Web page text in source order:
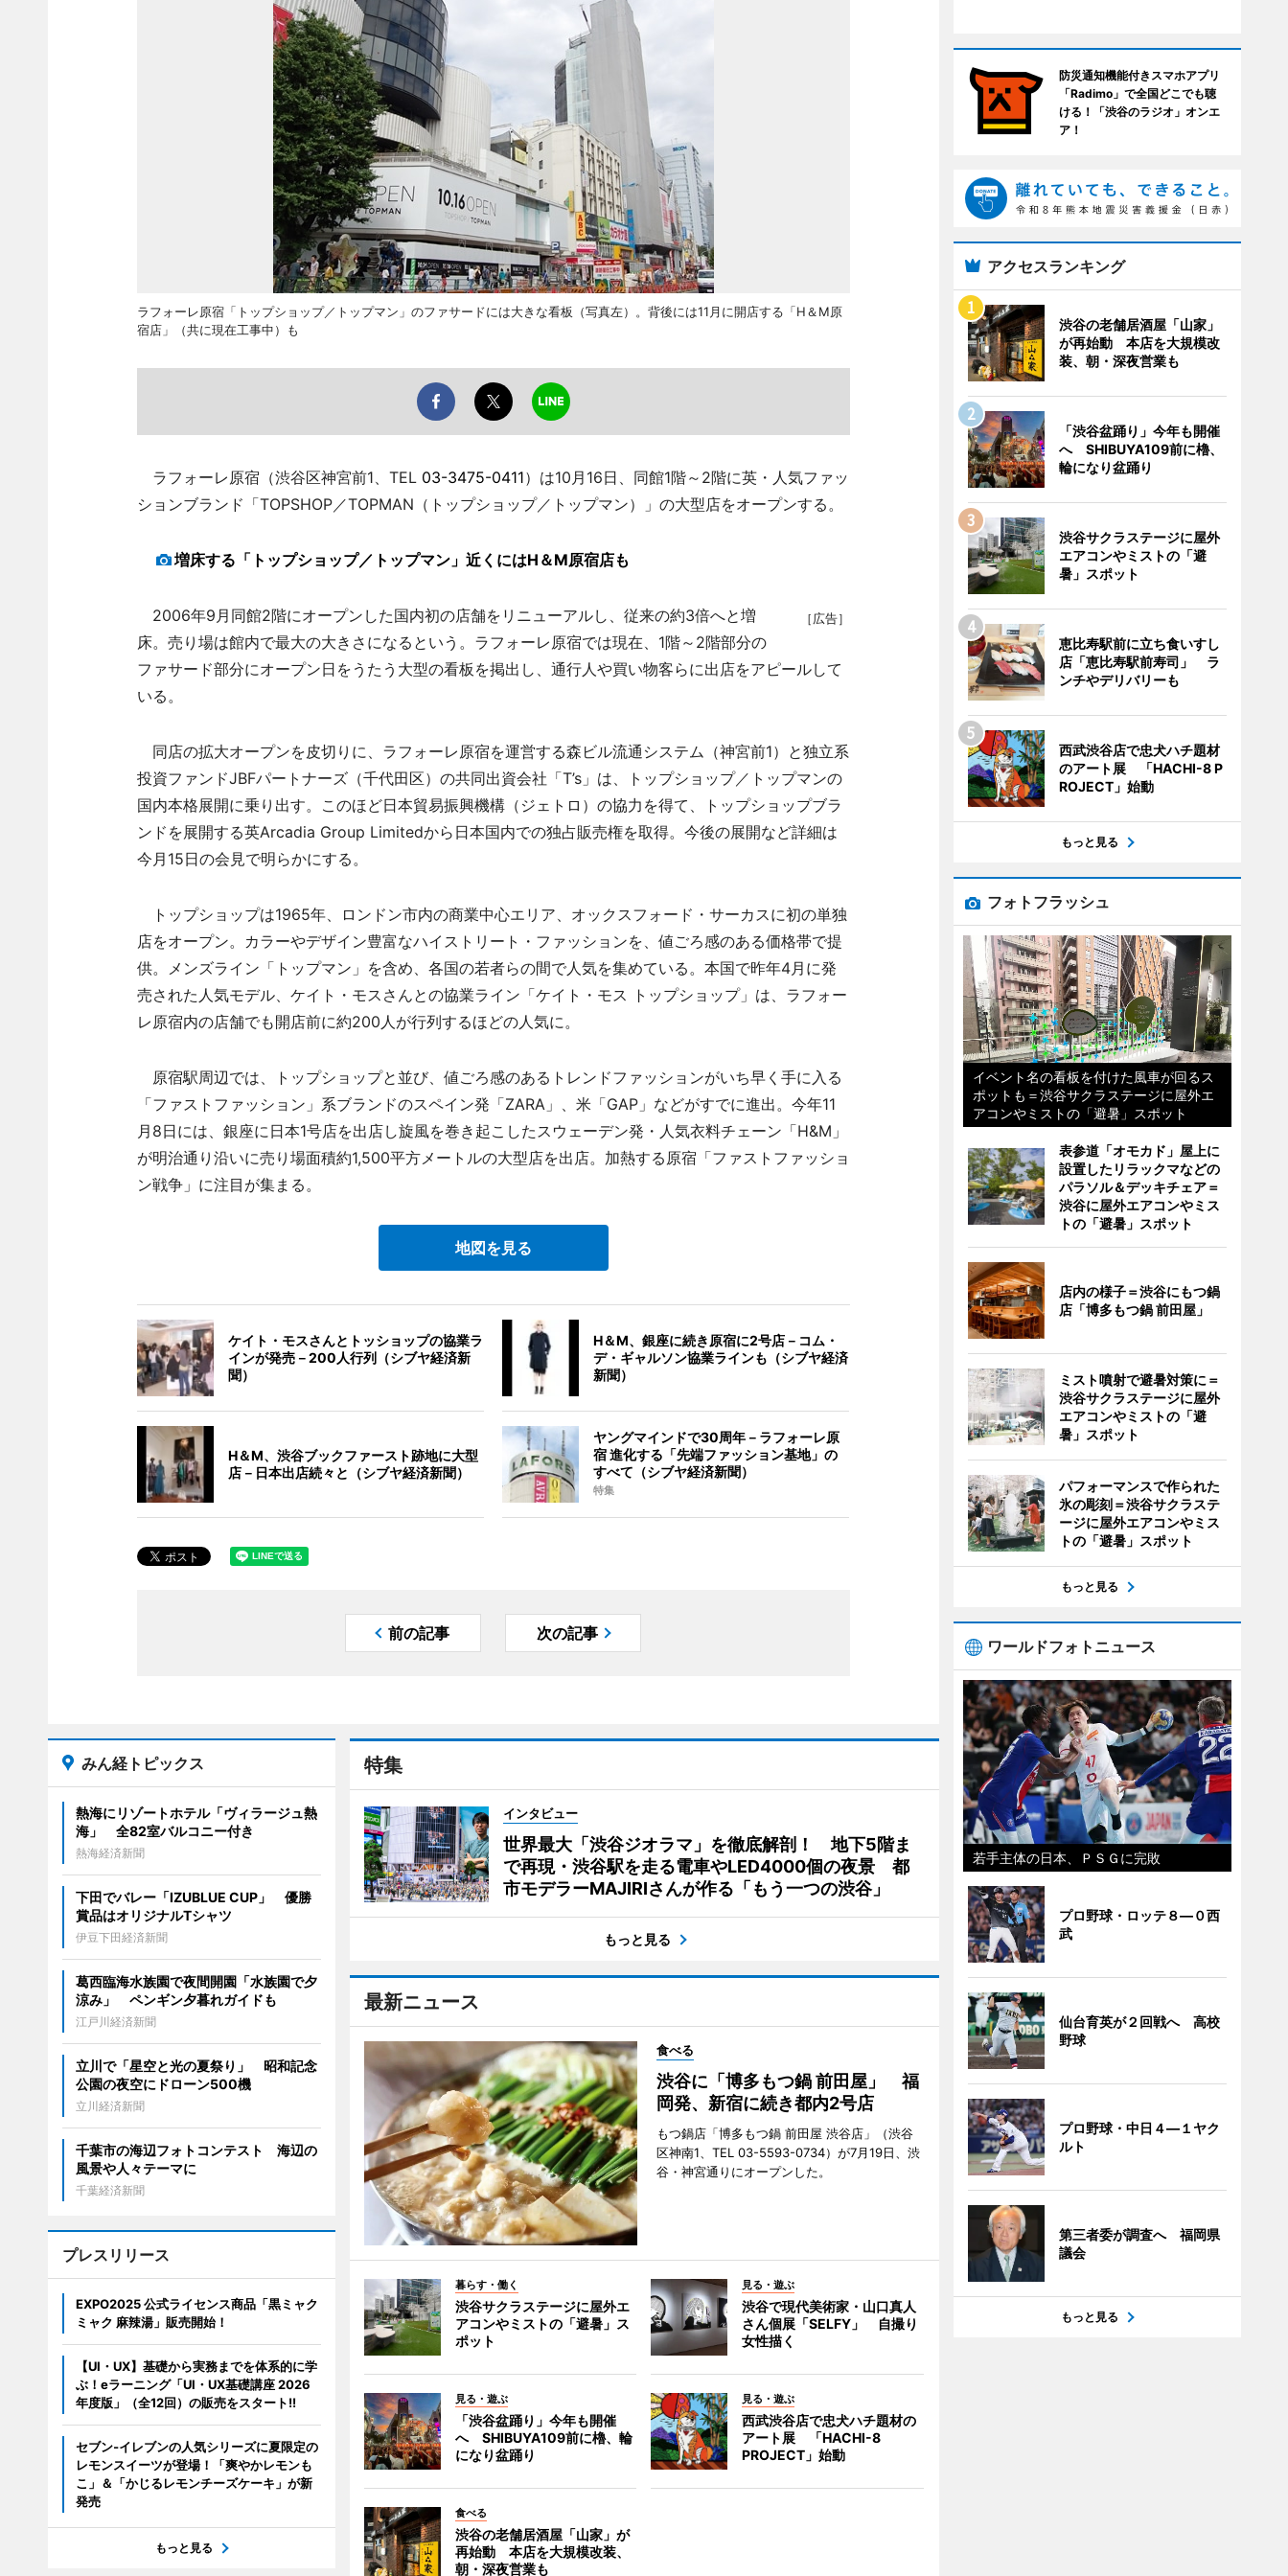
ラフォーレ原宿「トップショップ／トップマン」のファサードには大きな看板（写真左）。背後には11月に開店する「H＆M原
宿店」（共に現在工事中）も
ラフォーレ原宿（渋谷区神宮前1、TEL 03-3475-0411）は10月16日、同館1階～2階に英・人気ファッ
ションブランド「TOPSHOP／TOPMAN（トップショップ／トップマン）」の大型店をオープンする。
増床する「トップショップ／トップマン」近くにはH＆M原宿店も
［広告］
2006年9月同館2階にオープンした国内初の店舗をリニューアルし、従来の約3倍へと増
床。売り場は館内で最大の大きさになるという。ラフォーレ原宿では現在、1階～2階部分の
ファサード部分にオープン日をうたう大型の看板を掲出し、通行人や買い物客らに出店をアピールして
いる。
同店の拡大オープンを皮切りに、ラフォーレ原宿を運営する森ビル流通システム（神宮前1）と独立系
投資ファンドJBFパートナーズ（千代田区）の共同出資会社「T’s」は、トップショップ／トップマンの
国内本格展開に乗り出す。このほど日本貿易振興機構（ジェトロ）の協力を得て、トップショップブラ
ンドを展開する英Arcadia Group Limitedから日本国内での独占販売権を取得。今後の展開など詳細は
今月15日の会見で明らかにする。
トップショップは1965年、ロンドン市内の商業中心エリア、オックスフォード・サーカスに初の単独
店をオープン。カラーやデザイン豊富なハイストリート・ファッションを、値ごろ感のある価格帯で提
供。メンズライン「トップマン」を含め、各国の若者らの間で人気を集めている。本国で昨年4月に発
売された人気モデル、ケイト・モスさんとの協業ライン「ケイト・モス トップショップ」は、ラフォー
レ原宿内の店舗でも開店前に約200人が行列するほどの人気に。
原宿駅周辺では、トップショップと並び、値ごろ感のあるトレンドファッションがいち早く手に入る
「ファストファッション」系ブランドのスペイン発「ZARA」、米「GAP」などがすでに進出。今年11
月8日には、銀座に日本1号店を出店し旋風を巻き起こしたスウェーデン発・人気衣料チェーン「H&M」
が明治通り沿いに売り場面積約1,500平方メートルの大型店を出店。加熱する原宿「ファストファッショ
ン戦争」に注目が集まる。
地図を見る
ケイト・モスさんとトッショップの協業ラ
インが発売－200人行列（シブヤ経済新
聞）
H＆M、銀座に続き原宿に2号店－コム・
デ・ギャルソン協業ラインも（シブヤ経済
新聞）
H＆M、渋谷ブックファースト跡地に大型
店－日本出店続々と（シブヤ経済新聞）
ヤングマインドで30周年－ラフォーレ原
宿 進化する「先端ファッション基地」の
すべて（シブヤ経済新聞）
特集
前の記事 次の記事
特集
インタビュー
世界最大「渋谷ジオラマ」を徹底解剖！ 地下5階ま
で再現・渋谷駅を走る電車やLED4000個の夜景 都
市モデラーMAJIRIさんが作る「もう一つの渋谷」
もっと見る
最新ニュース
食べる
渋谷に「博多もつ鍋 前田屋」 福
岡発、新宿に続き都内2号店
もつ鍋店「博多もつ鍋 前田屋 渋谷店」（渋谷
区神南1、TEL 03-5593-0734）が7月19日、渋
谷・神宮通りにオープンした。
暮らす・働く
渋谷サクラステージに屋外エ
アコンやミストの「避暑」ス
ポット
見る・遊ぶ
渋谷で現代美術家・山口真人
さん個展「SELFY」 自撮り
女性描く
見る・遊ぶ
「渋谷盆踊り」今年も開催
へ SHIBUYA109前に櫓、輪
になり盆踊り
見る・遊ぶ
西武渋谷店で忠犬ハチ題材の
アート展 「HACHI-8
PROJECT」始動
食べる
渋谷の老舗居酒屋「山家」が
再始動 本店を大規模改装、
朝・深夜営業も
みん経トピックス
熱海にリゾートホテル「ヴィラージュ熱
海」 全82室バルコニー付き
熱海経済新聞
下田でバレー「IZUBLUE CUP」 優勝
賞品はオリジナルTシャツ
伊豆下田経済新聞
葛西臨海水族園で夜間開園「水族園で夕
涼み」 ペンギン夕暮れガイドも
江戸川経済新聞
立川で「星空と光の夏祭り」 昭和記念
公園の夜空にドローン500機
立川経済新聞
千葉市の海辺フォトコンテスト 海辺の
風景や人々テーマに
千葉経済新聞
プレスリリース
EXPO2025 公式ライセンス商品「黒ミャク
ミャク 麻辣湯」販売開始！
【UI・UX】基礎から実務までを体系的に学
ぶ！eラーニング「UI・UX基礎講座 2026
年度版」（全12回）の販売をスタート!!
セブン‐イレブンの人気シリーズに夏限定の
レモンスイーツが登場！「爽やかレモンも
こ」＆「かじるレモンチーズケーキ」が新
発売
もっと見る
防災通知機能付きスマホアプリ
「Radimo」で全国どこでも聴
ける！「渋谷のラジオ」オンエ
ア！
アクセスランキング
渋谷の老舗居酒屋「山家」
が再始動 本店を大規模改
装、朝・深夜営業も
「渋谷盆踊り」今年も開催
へ SHIBUYA109前に櫓、
輪になり盆踊り
渋谷サクラステージに屋外
エアコンやミストの「避
暑」スポット
恵比寿駅前に立ち食いすし
店「恵比寿駅前寿司」 ラ
ンチやデリバリーも
西武渋谷店で忠犬ハチ題材
のアート展 「HACHI-8 P
ROJECT」始動
もっと見る
フォトフラッシュ
イベント名の看板を付けた風車が回るス
ポットも＝渋谷サクラステージに屋外エ
アコンやミストの「避暑」スポット
表参道「オモカド」屋上に
設置したリラックマなどの
パラソル＆デッキチェア＝
渋谷に屋外エアコンやミス
トの「避暑」スポット
店内の様子＝渋谷にもつ鍋
店「博多もつ鍋 前田屋」
ミスト噴射で避暑対策に＝
渋谷サクラステージに屋外
エアコンやミストの「避
暑」スポット
パフォーマンスで作られた
氷の彫刻＝渋谷サクラステ
ージに屋外エアコンやミス
トの「避暑」スポット
もっと見る
ワールドフォトニュース
若手主体の日本、ＰＳＧに完敗
プロ野球・ロッテ８―０西
武
仙台育英が２回戦へ 高校
野球
プロ野球・中日４―１ヤク
ルト
第三者委が調査へ 福岡県
議会
もっと見る